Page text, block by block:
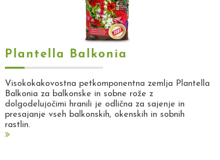
Plantella Balkonia
Visokokakovostna petkomponentna zemlja Plantella
Balkonia za balkonske in sobne rože z
dolgodelujočimi hranili je odlična za sajenje in
presajanje vseh balkonskih, okenskih in sobnih
rastlin.